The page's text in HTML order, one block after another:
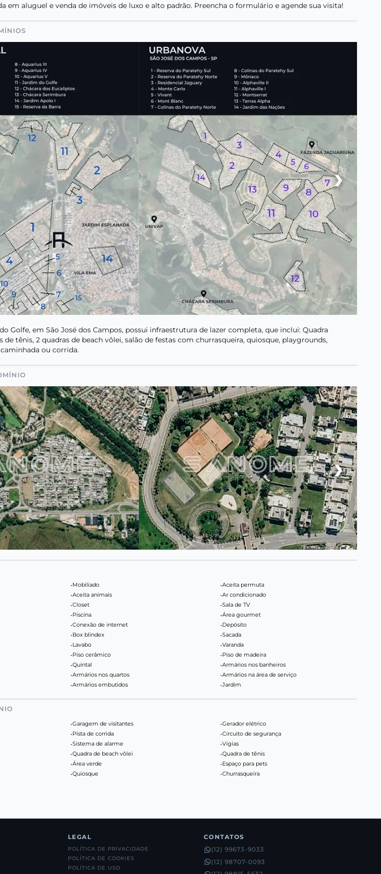
em aluguel e venda de imóveis de luxo e alto padrão. Preencha o formulário e agende sua visita!
›
Golfe, em São José dos Campos, possui infraestrutura de lazer completa, que inclui: Quadra
de tênis, 2 quadras de beach vôlei, salão de festas com churrasqueira, quiosque, playgrounds,
ou corrida.
›
•Mobiliado •Aceita permuta
•Aceita animais •Ar condicionado
•Closet •Sala de TV
•Piscina •Área gourmet
•Conexão de internet •Depósito
•Box blindex •Sacada
•Lavabo •Varanda
•Piso cerâmico •Piso de madeira
•Quintal •Armários nos banheiros
•Armários nos quartos •Armários na área de serviço
•Armários embutidos •Jardim
•Garagem de visitantes •Gerador elétrico
•Pista de corrida •Circuito de segurança
•Sistema de alarme •Vigias
•Quadra de beach vôlei •Quadra de tênis
•Área verde •Espaço para pets
•Quiosque •Churrasqueira
LEGAL
POLÍTICA DE PRIVACIDADE
POLÍTICA DE COOKIES
POLÍTICA DE USO
CONTATOS
(12) 99673-9033
(12) 98707-0093